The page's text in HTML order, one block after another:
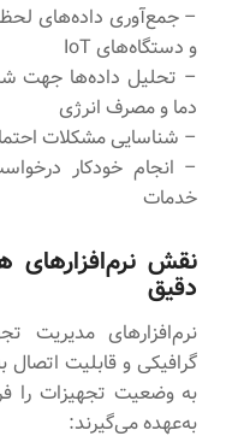
– جمع‌آوری داده‌های
و دستگاه‌های IoT
– تحلیل داده‌ها جهت
دما و مصرف انرژی
– شناسایی مشکلات
– انجام خودکار
خدمات
نقش نرم‌افزارهای
دقیق
نرم‌افزارهای مدیریت
به وضعیت تجهیزات را
به‌عهده می‌گیرند: